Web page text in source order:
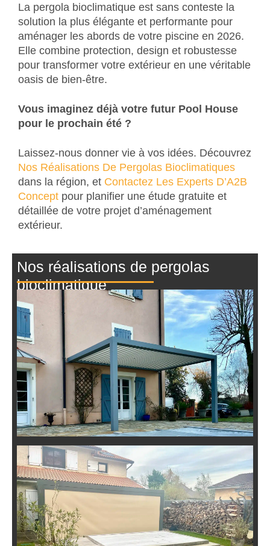
La pergola bioclimatique est sans conteste la
solution la plus élégante et performante pour
aménager les abords de votre piscine en 2026.
Elle combine protection, design et robustesse
pour transformer votre extérieur en une véritable
oasis de bien-être.
Vous imaginez déjà votre futur Pool House
pour le prochain été ?
Laissez-nous donner vie à vos idées. Découvrez
Nos Réalisations De Pergolas Bioclimatiques
dans la région, et Contactez Les Experts D’A2B
Concept pour planifier une étude gratuite et
détaillée de votre projet d’aménagement
extérieur.
Nos réalisations de pergolas
bioclimatique
Installation de Pergola
Bioclimatique pour un Gîte à Yzeron
Installation de Pergola
Bioclimatique avec Stores Zip à
Lyon 5